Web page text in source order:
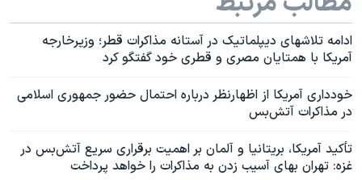
ادامه تلاشهای دیپلماتیک در آستانه مذاکرات قطر؛ وزیرخارجه
آمریکا با همتایان مصری و قطری خود گفتگو کرد
خودداری آمریکا از اظهارنظر درباره احتمال حضور جمهوری اسلامی
در مذاکرات آتش‌بس
تأکید آمریکا، بریتانیا و آلمان بر اهمیت برقراری سریع آتش‌بس در
غزه: تهران بهای آسیب زدن به مذاکرات را خواهد پرداخت